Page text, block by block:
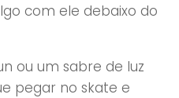
com ele debaixo do
ou um sabre de luz
pegar no skate e